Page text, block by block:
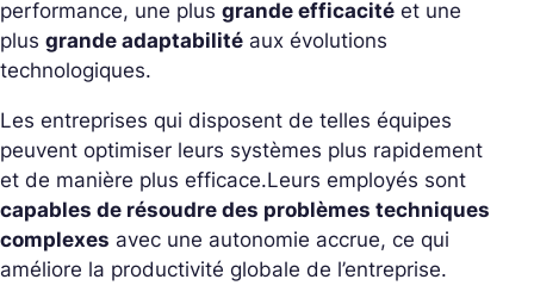
performance, une plus grande efficacité et une
plus grande adaptabilité aux évolutions
technologiques.
Les entreprises qui disposent de telles équipes
peuvent optimiser leurs systèmes plus rapidement
et de manière plus efficace.Leurs employés sont
capables de résoudre des problèmes techniques
complexes avec une autonomie accrue, ce qui
améliore la productivité globale de l’entreprise.